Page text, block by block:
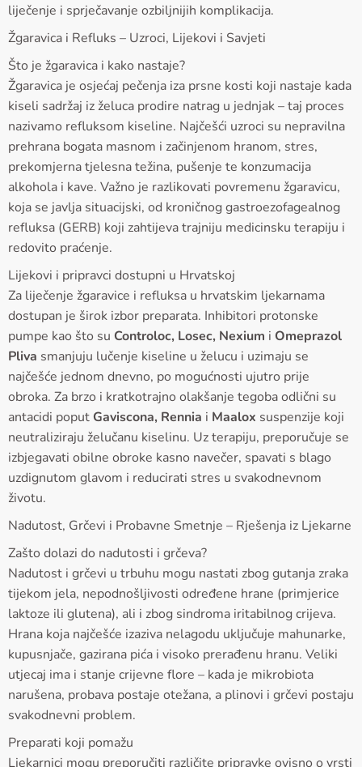
liječenje i sprječavanje ozbiljnijih komplikacija.
Žgaravica i Refluks – Uzroci, Lijekovi i Savjeti
Što je žgaravica i kako nastaje?
Žgaravica je osjećaj pečenja iza prsne kosti koji nastaje kada
kiseli sadržaj iz želuca prodire natrag u jednjak – taj proces
nazivamo refluksom kiseline. Najčešći uzroci su nepravilna
prehrana bogata masnom i začinjenom hranom, stres,
prekomjerna tjelesna težina, pušenje te konzumacija
alkohola i kave. Važno je razlikovati povremenu žgaravicu,
koja se javlja situacijski, od kroničnog gastroezofagealnog
refluksa (GERB) koji zahtijeva trajniju medicinsku terapiju i
redovito praćenje.
Lijekovi i pripravci dostupni u Hrvatskoj
Za liječenje žgaravice i refluksa u hrvatskim ljekarnama
dostupan je širok izbor preparata. Inhibitori protonske
pumpe kao što su Controloc, Losec, Nexium i Omeprazol
Pliva smanjuju lučenje kiseline u želucu i uzimaju se
najčešće jednom dnevno, po mogućnosti ujutro prije
obroka. Za brzo i kratkotrajno olakšanje tegoba odlični su
antacidi poput Gaviscona, Rennia i Maalox suspenzije koji
neutraliziraju želučanu kiselinu. Uz terapiju, preporučuje se
izbjegavati obilne obroke kasno navečer, spavati s blago
uzdignutom glavom i reducirati stres u svakodnevnom
životu.
Nadutost, Grčevi i Probavne Smetnje – Rješenja iz Ljekarne
Zašto dolazi do nadutosti i grčeva?
Nadutost i grčevi u trbuhu mogu nastati zbog gutanja zraka
tijekom jela, nepodnošljivosti određene hrane (primjerice
laktoze ili glutena), ali i zbog sindroma iritabilnog crijeva.
Hrana koja najčešće izaziva nelagodu uključuje mahunarke,
kupusnjače, gazirana pića i visoko prerađenu hranu. Veliki
utjecaj ima i stanje crijevne flore – kada je mikrobiota
narušena, probava postaje otežana, a plinovi i grčevi postaju
svakodnevni problem.
Preparati koji pomažu
Ljekarnici mogu preporučiti različite pripravke ovisno o vrsti